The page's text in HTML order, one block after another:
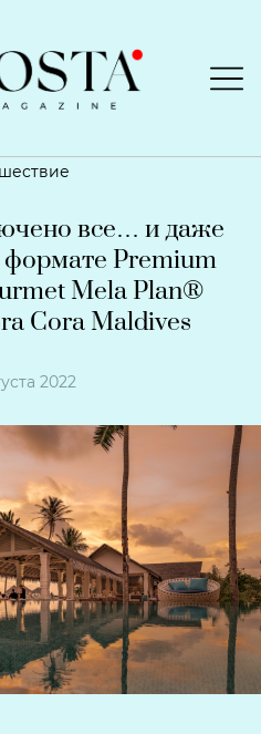
все… и даже
Premium
Mela Plan®
Cora Maldives
2022